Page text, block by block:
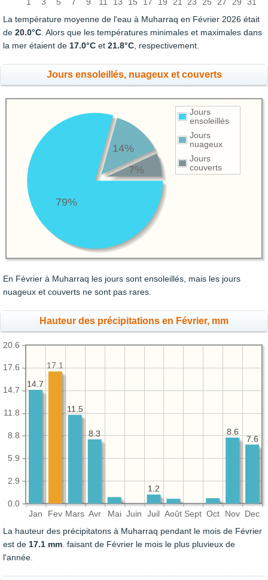
1 3 5 7 9 11 13 15 17 19 21 23 25 27 29 31
La température moyenne de l'eau à Muharraq en Février 2026 était
de 20.0°C . Alors que les températures minimales et maximales dans
la mer étaient de 17.0°C et 21.8°C , respectivement.
Jours ensoleillés, nuageux et couverts
Jours
ensoleillés
Jours
nuageux
Jours
couverts
79%
14%
7%
En Février à Muharraq les jours sont ensoleillés, mais les jours
nuageux et couverts ne sont pas rares.
Hauteur des précipitations en Février, mm
Jan Fev Mars Avr Mai Juin Juil Août Sept Oct Nov Dec
0.0
2.9
5.9
8.8
11.8
14.7
17.6
20.6
7.6
8.6
1.2
8.3
11.5
14.7
7.6
8.6
1.2
8.3
11.5
17.1
14.7
La hauteur des précipitatons à Muharraq pendant le mois de Février
est de 17.1 mm . faisant de Février le mois le plus pluvieux de
l'année.